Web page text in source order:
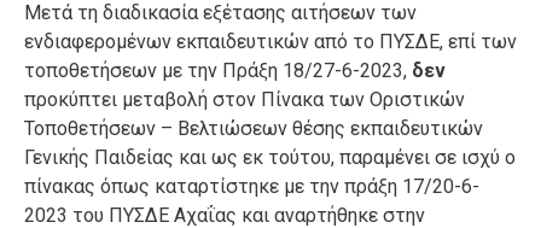
Μετά τη διαδικασία εξέτασης αιτήσεων των
ενδιαφερομένων εκπαιδευτικών από το ΠΥΣΔΕ, επί των
τοποθετήσεων με την Πράξη 18/27-6-2023, δεν
προκύπτει μεταβολή στον Πίνακα των Οριστικών
Τοποθετήσεων – Βελτιώσεων θέσης εκπαιδευτικών
Γενικής Παιδείας και ως εκ τούτου, παραμένει σε ισχύ ο
πίνακας όπως καταρτίστηκε με την πράξη 17/20-6-
2023 του ΠΥΣΔΕ Αχαΐας και αναρτήθηκε στην